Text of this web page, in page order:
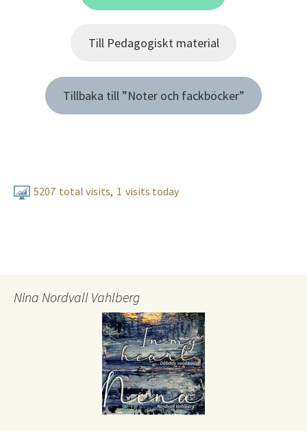
Till Pedagogiskt material
Tillbaka till ”Noter och fackböcker”
5207 total visits, 1 visits today
Nina Nordvall Vahlberg